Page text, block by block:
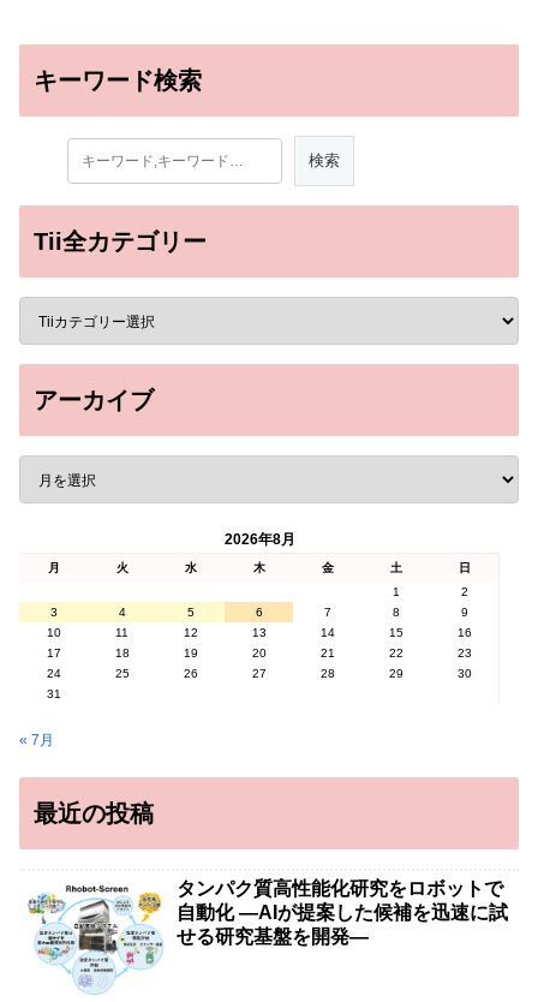
キーワード検索
Tii全カテゴリー
アーカイブ
2026年8月
月 火 水 木 金 土
日
1
2
3
4 5 6 7 8
9
10
11 12 13 14 15
16
17
18 19 20 21 22
23
24
25 26 27 28 29
30
31
« 7月
最近の投稿
タンパク質高性能化研究をロボットで
自動化 ―AIが提案した候補を迅速に試
せる研究基盤を開発―